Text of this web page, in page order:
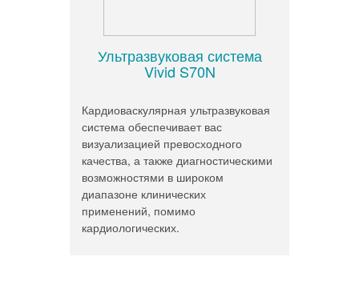
Ультразвуковая система
Vivid S70N
Кардиоваскулярная ультразвуковая
система обеспечивает вас
визуализацией превосходного
качества, а также диагностическими
возможностями в широком
диапазоне клинических
применений, помимо
кардиологических.